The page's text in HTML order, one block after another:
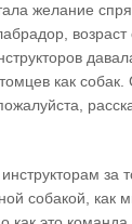
желание
как
за
собакой,